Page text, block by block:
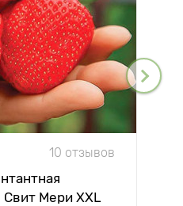
10 отзывов
Свит Мери XXL